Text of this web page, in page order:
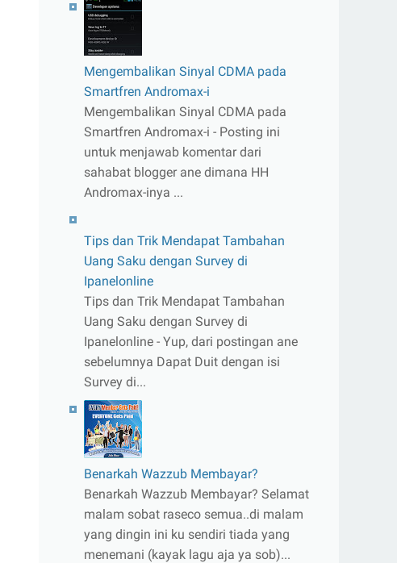
Mengembalikan Sinyal CDMA pada
Smartfren Andromax-i
Mengembalikan Sinyal CDMA pada
Smartfren Andromax-i - Posting ini
untuk menjawab komentar dari
sahabat blogger ane dimana HH
Andromax-inya ...
Tips dan Trik Mendapat Tambahan
Uang Saku dengan Survey di
Ipanelonline
Tips dan Trik Mendapat Tambahan
Uang Saku dengan Survey di
Ipanelonline - Yup, dari postingan ane
sebelumnya Dapat Duit dengan isi
Survey di...
Benarkah Wazzub Membayar?
Benarkah Wazzub Membayar? Selamat
malam sobat raseco semua..di malam
yang dingin ini ku sendiri tiada yang
menemani (kayak lagu aja ya sob)...